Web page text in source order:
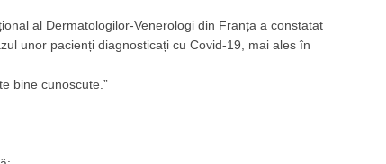
al Dermatologilor-Venerologi din Franța a constatat
unor pacienți diagnosticați cu Covid-19, mai ales în
bine cunoscute.”